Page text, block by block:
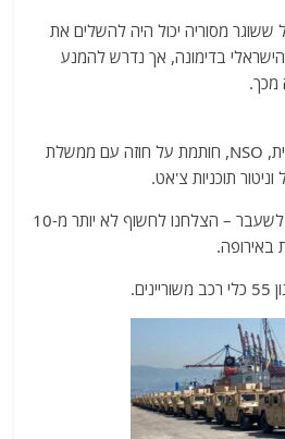
ששוגר מסוריה יכול היה להשלים את
הישראלי בדימונה, אך נדרש להמנע
מכך.
*- #יַרדֵן – החברה הישראלית, NSO, חותמת על חוזה עם ממשלת
וניטור תוכניות צ'אט.
*- ראש הביון הנגדי הבריטי לשעבר – הצלחנו לחשוף לא יותר מ-10
באירופה.